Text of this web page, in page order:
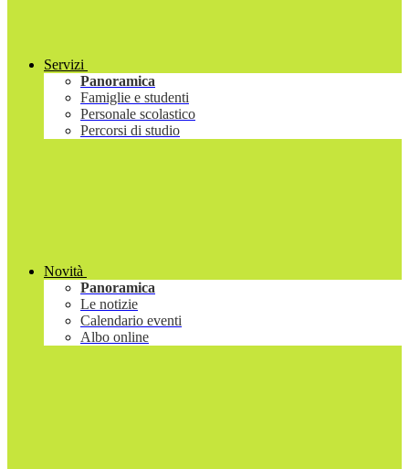
Servizi
Panoramica
Famiglie e studenti
Personale scolastico
Percorsi di studio
Novità
Panoramica
Le notizie
Calendario eventi
Albo online